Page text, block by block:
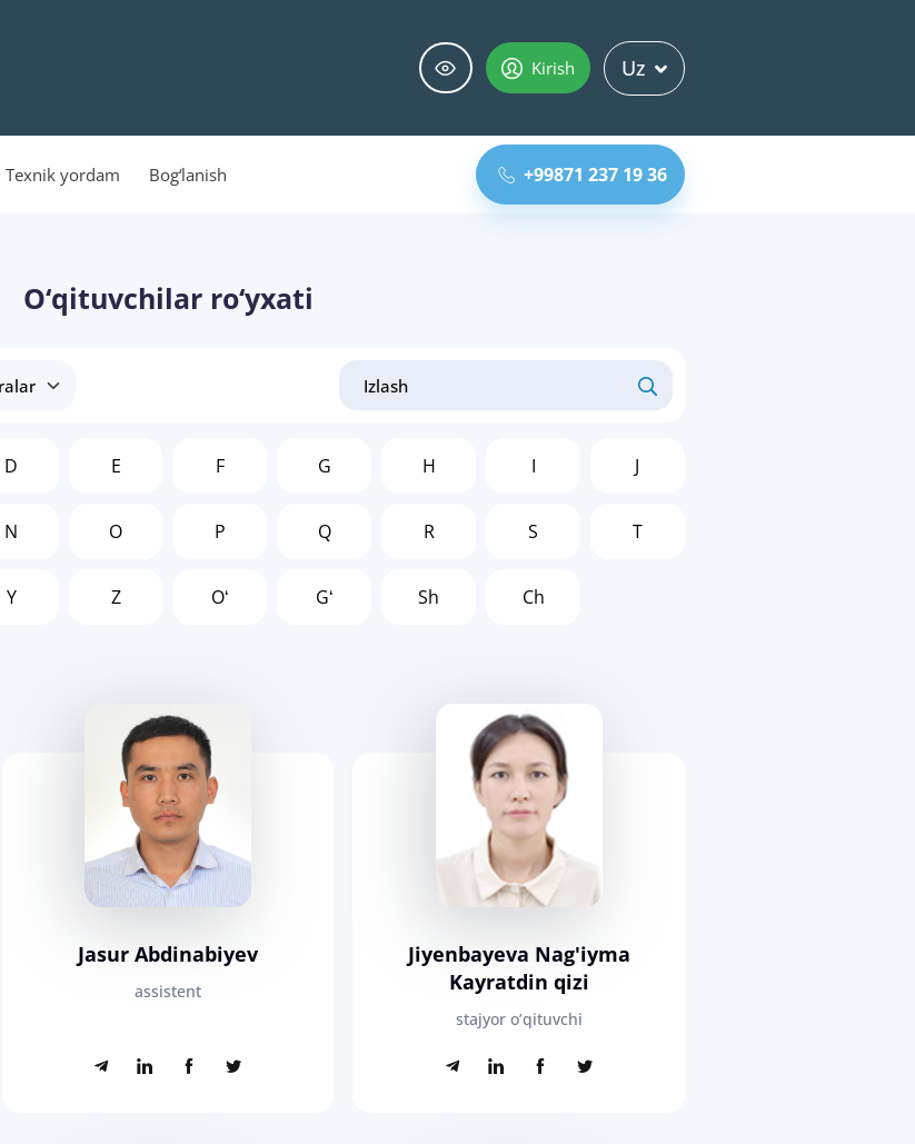
Kirish Uz
Texnik yordam Bog‘lanish +99871 237 19 36
O‘qituvchilar ro‘yxati
D E F G H I J
N O P Q R S T
Y Z Oʻ Gʻ Sh Ch
Jasur Abdinabiyev
assistent
Jiyenbayeva Nag'iyma
Kayratdin qizi
stajyor o’qituvchi